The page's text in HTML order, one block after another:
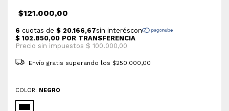
$121.000,00
Envío gratis superando los $250.000,00
COLOR: NEGRO